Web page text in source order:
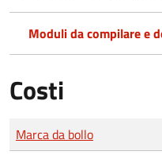
Moduli da compilare e
Costi
Tipo di pagamento
Importo
Marca da bollo